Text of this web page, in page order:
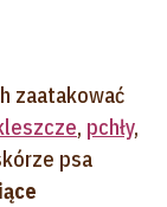
zaatakować
, pchły,
psa